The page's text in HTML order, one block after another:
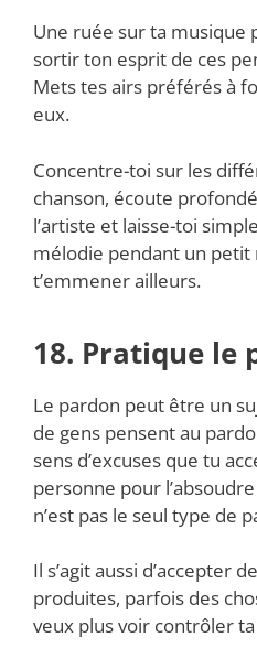
Une ruée sur ta musique
sortir ton esprit de ces
Mets tes airs préférés à
eux.
Concentre-toi sur les
chanson, écoute
l’artiste et laisse-toi
mélodie pendant un petit
t’emmener ailleurs.
18. Pratique le
Le pardon peut être un
de gens pensent au
sens d’excuses que tu
personne pour
n’est pas le seul type de
Il s’agit aussi d’accepter
produites, parfois des
veux plus voir contrôler